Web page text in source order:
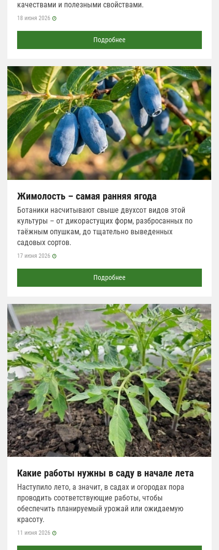
качествами и полезными свойствами.
18 июня 2026
Подробнее
Жимолость – самая ранняя ягода
Ботаники насчитывают свыше двухсот видов этой
культуры – от дикорастущих форм, разбросанных по
таёжным опушкам, до тщательно выведенных
садовых сортов.
17 июня 2026
Подробнее
Какие работы нужны в саду в начале лета
Наступило лето, а значит, в садах и огородах пора
проводить соответствующие работы, чтобы
обеспечить планируемый урожай или ожидаемую
красоту.
11 июня 2026